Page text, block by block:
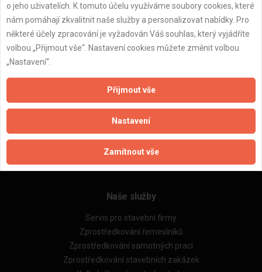
Zpracování a ochrana osobních údajů
Zásady pro používání souborů cookie
Obchodní podmínky (zprostředkování)
Obchodní podmínky (rozpočtování)
Reference
Naše excelové tabulky online
Naše služby
Servis pro stavební firmy
Zprostředkování řemeslníků
Zprostředkování samotných prací
Zprostředkování stavebních zakázek
o jeho uživatelích. K tomuto účelu využíváme soubory cookies, které
nám pomáhají zkvalitnit naše služby a personalizovat nabídky. Pro
některé účely zpracování je vyžadován Váš souhlas, který vyjádříte
volbou „Přijmout vše“. Nastavení cookies můžete změnit volbou
„Nastavení“.
Přijmout vše
Nastavení
Zamítnout vše